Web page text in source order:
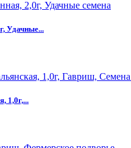
Удачные...
1,0г,...